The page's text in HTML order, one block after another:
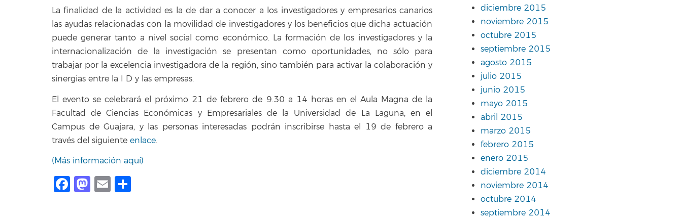
La finalidad de la actividad es la de dar a conocer a los investigadores y empresarios canarios
las ayudas relacionadas con la movilidad de investigadores y los beneficios que dicha actuación
puede generar tanto a nivel social como económico. La formación de los investigadores y la
internacionalización de la investigación se presentan como oportunidades, no sólo para
trabajar por la excelencia investigadora de la región, sino también para activar la colaboración y
sinergias entre la I D y las empresas.
El evento se celebrará el próximo 21 de febrero de 9.30 a 14 horas en el Aula Magna de la
Facultad de Ciencias Económicas y Empresariales de la Universidad de La Laguna, en el
Campus de Guajara, y las personas interesadas podrán inscribirse hasta el 19 de febrero a
través del siguiente enlace.
(Más información aquí)
Facebook
Mastodon
Email
diciembre 2015
noviembre 2015
octubre 2015
septiembre 2015
agosto 2015
julio 2015
junio 2015
mayo 2015
abril 2015
marzo 2015
febrero 2015
enero 2015
diciembre 2014
noviembre 2014
octubre 2014
septiembre 2014